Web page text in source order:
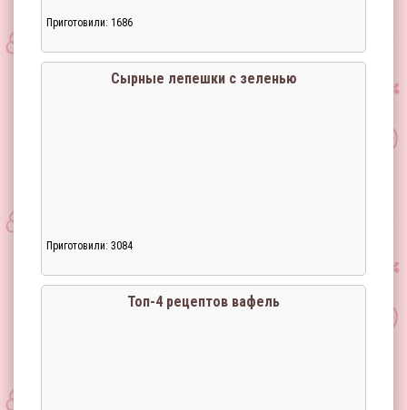
Приготовили: 1686
Сырные лепешки с зеленью
Приготовили: 3084
Топ-4 рецептов вафель